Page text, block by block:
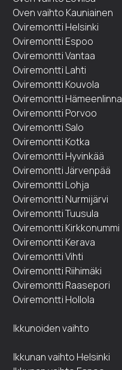
Oven vaihto Kauniainen
Oviremontti Helsinki
Oviremontti Espoo
Oviremontti Vantaa
Oviremontti Lahti
Oviremontti Kouvola
Oviremontti Hämeenlinna
Oviremontti Porvoo
Oviremontti Salo
Oviremontti Kotka
Oviremontti Hyvinkää
Oviremontti Järvenpää
Oviremontti Lohja
Oviremontti Nurmijärvi
Oviremontti Tuusula
Oviremontti Kirkkonummi
Oviremontti Kerava
Oviremontti Vihti
Oviremontti Riihimäki
Oviremontti Raasepori
Oviremontti Hollola
Ikkunoiden vaihto
Ikkunan vaihto Helsinki